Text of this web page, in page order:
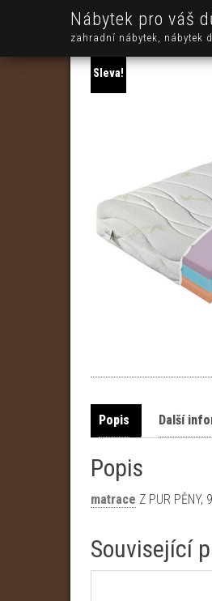
Nábytek pro váš
zahradní nábytek, nábytek
Sleva!
Popis Další
Popis
matrace Z PUR
Související